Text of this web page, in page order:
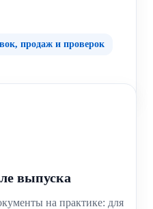
продаж и проверок
выпуска
на практике: для